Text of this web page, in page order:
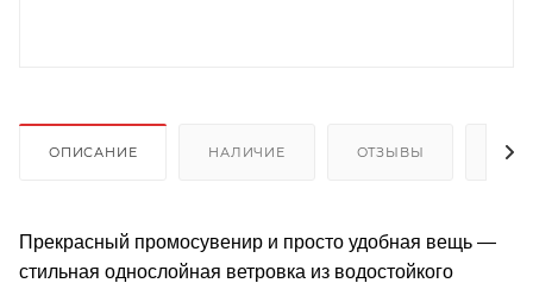
ОПИСАНИЕ НАЛИЧИЕ ОТЗЫВЫ
Прекрасный промосувенир и просто удобная вещь —
стильная однослойная ветровка из водостойкого